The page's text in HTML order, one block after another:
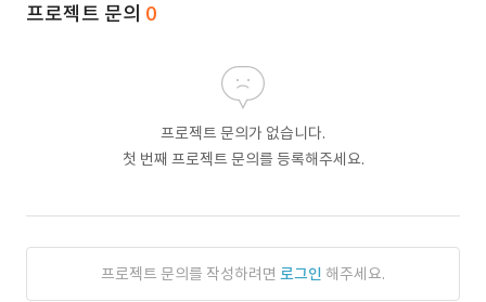
프로젝트 문의 0
프로젝트 문의가 없습니다.
첫 번째 프로젝트 문의를 등록해주세요.
프로젝트 문의를 작성하려면 로그인 해주세요.